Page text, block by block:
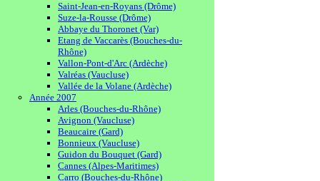
Saint-Jean-en-Royans (Drôme)
Suze-la-Rousse (Drôme)
Abbaye du Thoronet (Var)
Etang de Vaccarès (Bouches-du-
Rhône)
Vallon-Pont-d'Arc (Ardèche)
Valréas (Vaucluse)
Vallée de la Volane (Ardèche)
Année 2007
Arles (Bouches-du-Rhône)
Avignon (Vaucluse)
Beaucaire (Gard)
Bonnieux (Vaucluse)
Guidon du Bouquet (Gard)
Cannes (Alpes-Maritimes)
Carro (Bouches-du-Rhône)